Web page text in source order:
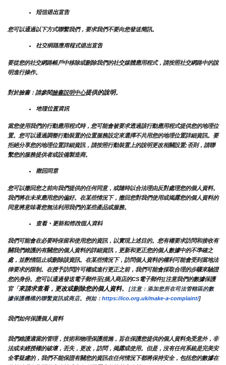
短信退出宣告
您可以通過以下方式聯繫我們，要求我們不要向您發送簡訊。
社交網路應用程式退出宣告
要從您的社交網路帳戶中移除或刪除我們的社交媒體應用程式，請按照社交網路中的說
明進行操作。
對於臉書：請參閱臉書説明中心提供的說明。
地理位置資訊
當您使用我們的行動應用程式時，您可能會被要求透過該行動應用程式提供您的地理位
置。您可以通過調整行動裝置的位置服務設定來選擇不共用您的地理位置詳細資訊。要
拒絕分享您的地理位置詳細資訊，請按照行動裝置上的說明更改相關設置;否則，請聯
繫您的服務提供者或設備製造商。
撤回同意
您可以撤回您之前向我們提供的任何同意，或隨時以合法理由反對處理您的個人資料。
我們將在未來應用您的偏好。在某些情況下，撤回您對我們使用或揭露您的個人資料的
同意將意味著您無法利用我們的某些產品或服務。
查看、更新和修改個人資料
我們可能會在必要時保留和使用您的資訊，以實現上述目的。您有權要求訪問和接收有
關我們維護的有關您的個人資料的詳細資訊，更新和更正您的個人數據中的不準確之
處，並酌情阻止或刪除該資訊。在某些情況下，訪問個人資料的權利可能會受到當地法
律要求的限制。在授予訪問許可權或進行更正之前，我們可能會採取合理的步驟來驗證
您的身份。您可以通過發送電子郵件至{插入商店的CS電子郵件][注意我們的數據保護
官「來請求查看，更改或刪除您的個人資料。
[注意：添加您所在司法管轄區的數
據保護機構的聯繫資訊或商店。例如： https://ico.org.uk/make-a-complaint/]
我們如何保護個人資料
我們維護適當的管理，技術和物理保護措施，旨在保護您提供的個人資料免受意外，非
法或未經授權的破壞，丟失，更改，訪問，揭露或使用。但是，沒有任何系統是完美安
全零疑慮的，我們不能保證有關您的資訊在任何情況下都將保持安全，包括您的數據在